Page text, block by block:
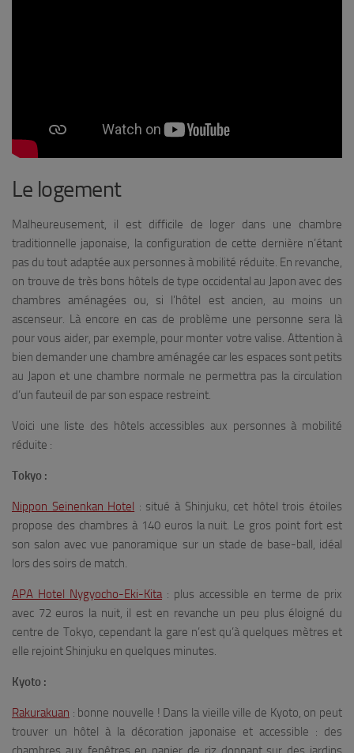
Le logement
Malheureusement, il est difficile de loger dans une chambre
traditionnelle japonaise, la configuration de cette dernière n’étant
pas du tout adaptée aux personnes à mobilité réduite. En revanche,
on trouve de très bons hôtels de type occidental au Japon avec des
chambres aménagées ou, si l’hôtel est ancien, au moins un
ascenseur. Là encore en cas de problème une personne sera là
pour vous aider, par exemple, pour monter votre valise. Attention à
bien demander une chambre aménagée car les espaces sont petits
au Japon et une chambre normale ne permettra pas la circulation
d’un fauteuil de par son espace restreint.
Voici une liste des hôtels accessibles aux personnes à mobilité
réduite :
Tokyo :
Nippon Seinenkan Hotel : situé à Shinjuku, cet hôtel trois étoiles
propose des chambres à 140 euros la nuit. Le gros point fort est
son salon avec vue panoramique sur un stade de base-ball, idéal
lors des soirs de match.
APA Hotel Nygyocho-Eki-Kita: plus accessible en terme de prix
avec 72 euros la nuit, il est en revanche un peu plus éloigné du
centre de Tokyo, cependant la gare n’est qu’à quelques mètres et
elle rejoint Shinjuku en quelques minutes.
Kyoto :
Rakurakuan : bonne nouvelle ! Dans la vieille ville de Kyoto, on peut
trouver un hôtel à la décoration japonaise et accessible : des